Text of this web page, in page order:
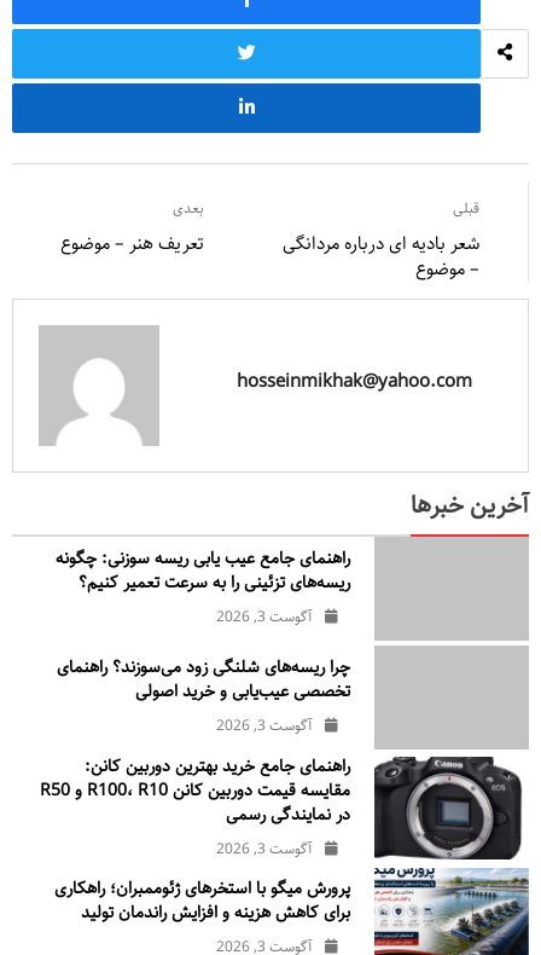
قبلی
شعر بادیه ای درباره مردانگی
– موضوع
بعدی
تعریف هنر – موضوع
hosseinmikhak@yahoo.com
آخرین خبرها
راهنمای جامع عیب یابی ریسه سوزنی: چگونه
ریسه‌های تزئینی را به سرعت تعمیر کنیم؟
آگوست 3, 2026
چرا ریسه‌های شلنگی زود می‌سوزند؟ راهنمای
تخصصی عیب‌یابی و خرید اصولی
آگوست 3, 2026
راهنمای جامع خرید بهترین دوربین کانن:
مقایسه قیمت دوربین کانن R100، R10 و R50
در نمایندگی رسمی
آگوست 3, 2026
پرورش میگو با استخرهای ژئوممبران؛ راهکاری
برای کاهش هزینه و افزایش راندمان تولید
آگوست 3, 2026